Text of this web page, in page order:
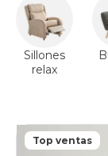
Sillones
relax
Top ventas